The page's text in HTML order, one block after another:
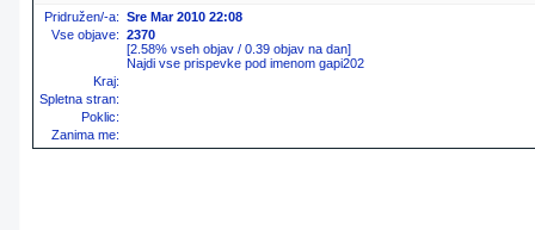
Pridružen/-a: Sre Mar 2010 22:08
Vse objave: 2370
[2.58% vseh objav / 0.39 objav na dan]
Najdi vse prispevke pod imenom gapi202
Kraj:
Spletna stran:
Poklic:
Zanima me: